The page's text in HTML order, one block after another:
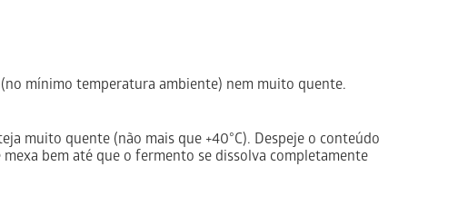
mínimo temperatura ambiente) nem muito quente.
muito quente (não mais que +40°C). Despeje o conteúdo
bem até que o fermento se dissolva completamente